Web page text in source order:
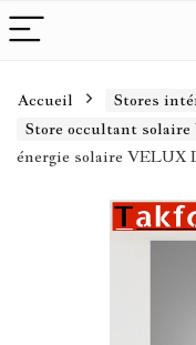
Accueil
Stores
Store occultant
énergie solaire VELUX